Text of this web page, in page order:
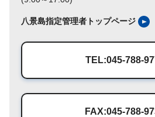
八景島指定管理者トップページ
TEL:045-788-
FAX:045-788-